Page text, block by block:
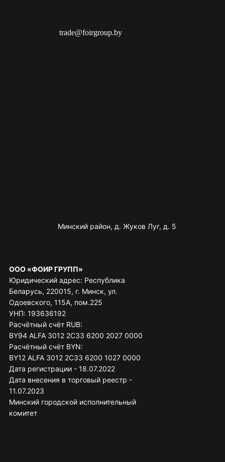
trade@foirgroup.by
Минский район, д. Жуков Луг, д. 5
ООО «ФОИР ГРУПП»
Юридический адрес: Республика
Беларусь, 220015, г. Минск, ул.
Одоевского, 115А, пом.225
УНП: 193636192
Расчётный счёт RUB:
BY94 ALFA 3012 2C33 6200 2027 0000
Расчётный счёт BYN:
BY12 ALFA 3012 2C33 6200 1027 0000
Дата регистрации - 18.07.2022
Дата внесения в торговый реестр -
11.07.2023
Минский городской исполнительный
комитет